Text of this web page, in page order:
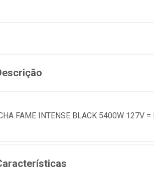
FAME INTENSE BLACK 5400W 127V =